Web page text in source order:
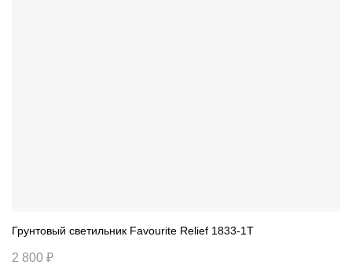
Грунтовый светильник Favourite Relief 1833-1T
2 800 ₽